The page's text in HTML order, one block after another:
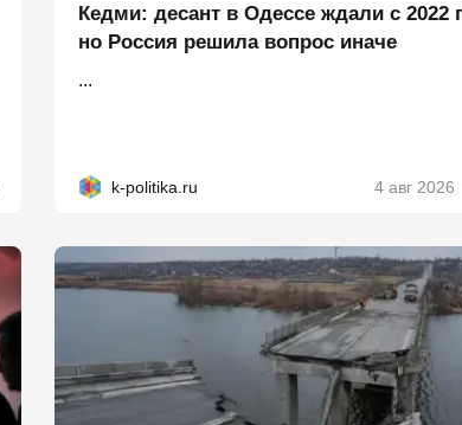
Кедми: десант в Одессе ждали с 2022
но Россия решила вопрос иначе
...
k-politika.ru 4 авг 2026